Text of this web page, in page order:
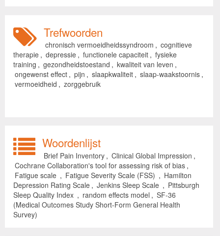
Trefwoorden
chronisch vermoeidheidssyndroom , cognitieve
therapie , depressie , functionele capaciteit , fysieke
training , gezondheidstoestand , kwaliteit van leven ,
ongewenst effect , pijn , slaapkwaliteit , slaap-waakstoornis ,
vermoeidheid , zorggebruik
Woordenlijst
Brief Pain Inventory , Clinical Global Impression ,
Cochrane Collaboration's tool for assessing risk of bias ,
Fatigue scale , Fatigue Severity Scale (FSS) , Hamilton
Depression Rating Scale , Jenkins Sleep Scale , Pittsburgh
Sleep Quality Index , random effects model , SF-36
(Medical Outcomes Study Short-Form General Health
Survey)